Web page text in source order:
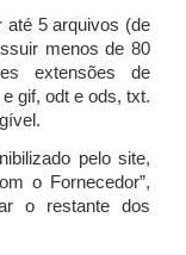
até 5 arquivos (de
menos de 80
extensões de
gif, odt e ods, txt.
pelo site,
o Fornecedor”,
o restante dos